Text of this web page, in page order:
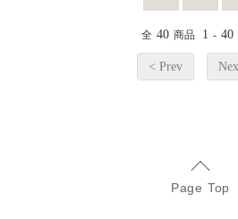
全 40 商品 1 - 40
< Prev
Page Top